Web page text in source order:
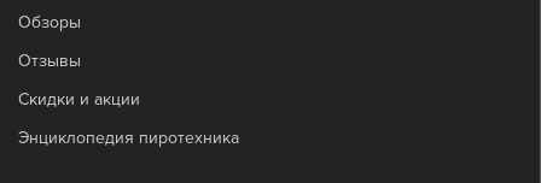
Обзоры
Отзывы
Скидки и акции
Энциклопедия пиротехника